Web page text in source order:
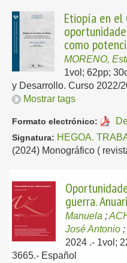
Etiopía en el
como
MORENO,
1vol; 62pp;
y Desarrollo. Curso 2022/
Mostrar tags
Formato electrónico:
Signatura: HEGOA.
(2024) Monográfico (
guerra.
Manuela ;
José Antonio ;
2024 .- 1vol;
3665.- Español